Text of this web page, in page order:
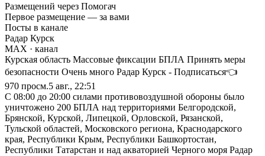
Размещений через Помогач
Первое размещение — за вами
Посты в канале
Радар Курск
MAX · канал
Курская область Массовые фиксации БПЛА Принять меры
безопасности Очень много Радар Курск - Подписаться👈
970 просм.5 авг., 22:51
С 08:00 до 20:00 силами противовоздушной обороны было
уничтожено 200 БПЛА над территориями Белгородской,
Брянской, Курской, Липецкой, Орловской, Рязанской,
Тульской областей, Московского региона, Краснодарского
края, Республики Крым, Республики Башкортостан,
Республики Татарстан и над акваторией Черного моря Радар